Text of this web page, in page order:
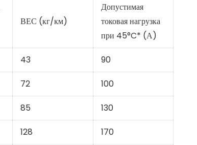
ВЕС (кг/км)
Допустимая
токовая нагрузка
при 45°C* (А)
43 90
72 100
85 130
128 170